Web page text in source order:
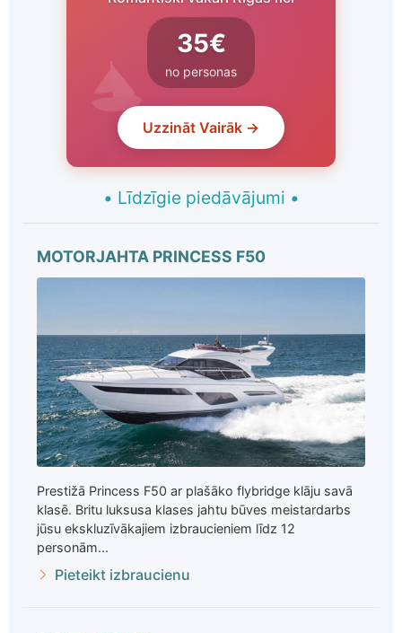
35€
no personas
Uzzināt Vairāk →
• Līdzīgie piedāvājumi •
MOTORJAHTA PRINCESS F50
Prestižā Princess F50 ar plašāko flybridge klāju savā
klasē. Britu luksusa klases jahtu būves meistardarbs
jūsu ekskluzīvākajiem izbraucieniem līdz 12
personām...
Pieteikt izbraucienu